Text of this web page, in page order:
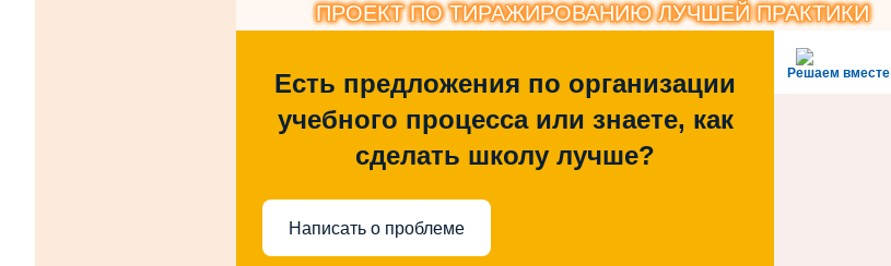
ПРОЕКТ ПО ТИРАЖИРОВАНИЮ ЛУЧШЕЙ ПРАКТИКИ
Решаем вместе
Есть предложения по организации
учебного процесса или знаете, как
сделать школу лучше?
Написать о проблеме